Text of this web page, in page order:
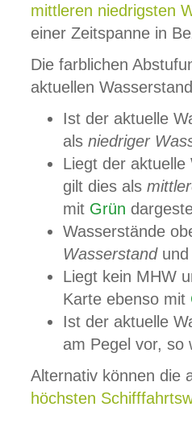
mittleren niedrigsten
einer Zeitspanne in
Die farblichen
aktuellen
Ist der aktuelle
als niedriger
Liegt der
gilt dies als
mit Grün
Wasserstände
Wasserstandund
Liegt kein MHW
Karte ebenso mit
Ist der aktuelle
am Pegel vor,
Alternativ können die
höchsten